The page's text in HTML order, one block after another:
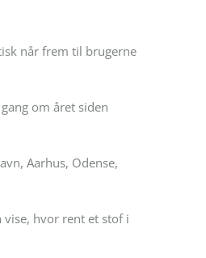
når frem til brugerne
om året siden
Aarhus, Odense,
vise, hvor rent et stof i